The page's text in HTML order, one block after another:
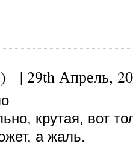
| 29th Апрель,
крутая, вот
а жаль.